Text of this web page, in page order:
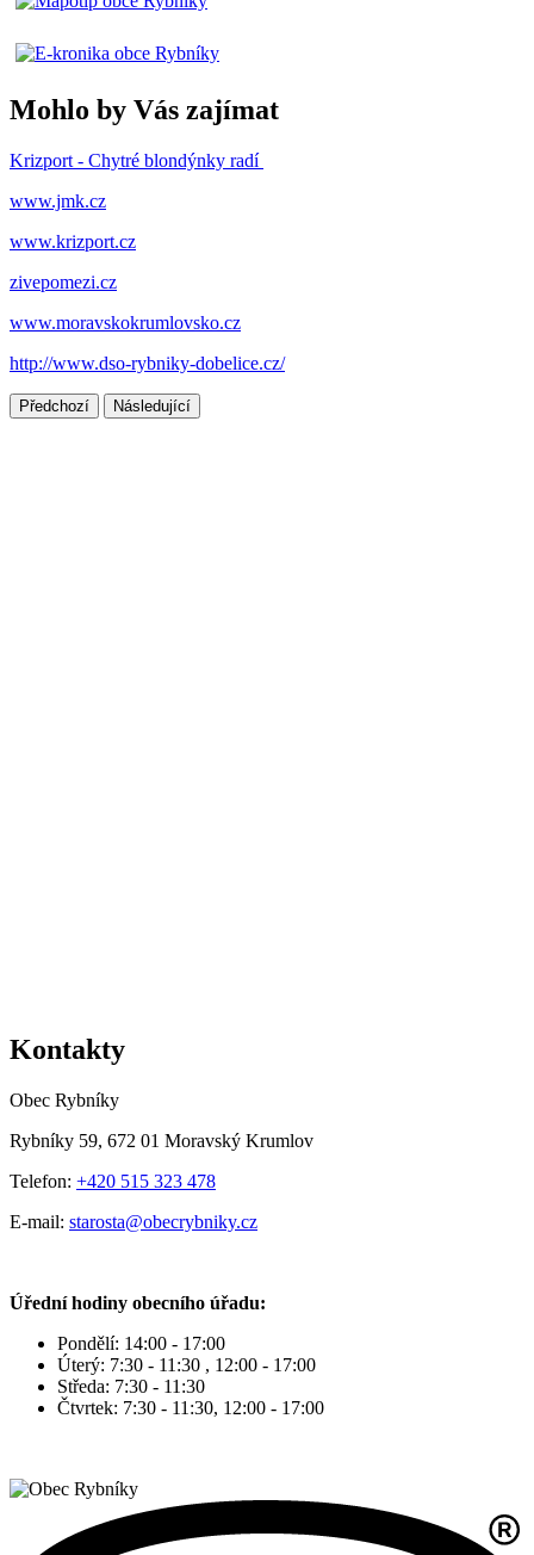
Mohlo by Vás zajímat
Krizport - Chytré blondýnky radí
www.jmk.cz
www.krizport.cz
zivepomezi.cz
www.moravskokrumlovsko.cz
http://www.dso-rybniky-dobelice.cz/
Předchozí Následující
Kontakty
Obec Rybníky
Rybníky 59, 672 01 Moravský Krumlov
Telefon: +420 515 323 478
E-mail: starosta@obecrybniky.cz
Úřední hodiny obecního úřadu:
Pondělí: 14:00 - 17:00
Úterý: 7:30 - 11:30 , 12:00 - 17:00
Středa: 7:30 - 11:30
Čtvrtek: 7:30 - 11:30, 12:00 - 17:00